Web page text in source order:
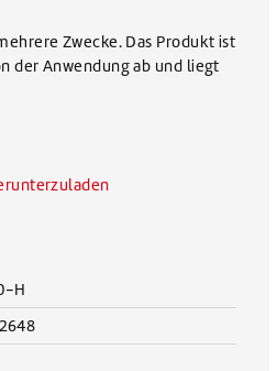
Zwecke. Das Produkt ist
der Anwendung ab und liegt
H